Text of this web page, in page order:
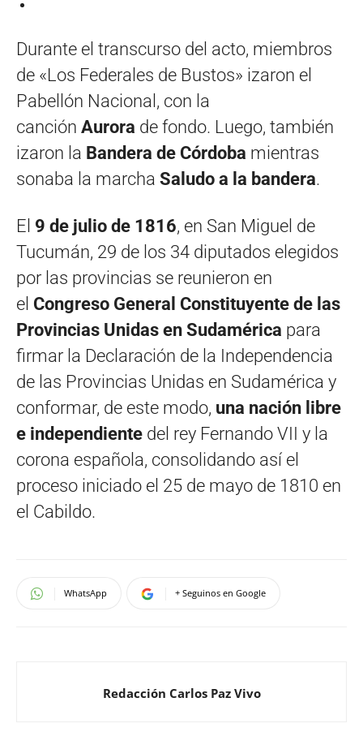
Durante el transcurso del acto, miembros
de «Los Federales de Bustos» izaron el
Pabellón Nacional, con la
canción Aurora de fondo. Luego, también
izaron la Bandera de Córdoba mientras
sonaba la marcha Saludo a la bandera.
El 9 de julio de 1816, en San Miguel de
Tucumán, 29 de los 34 diputados elegidos
por las provincias se reunieron en
el Congreso General Constituyente de las
Provincias Unidas en Sudamérica para
firmar la Declaración de la Independencia
de las Provincias Unidas en Sudamérica y
conformar, de este modo, una nación libre
e independiente del rey Fernando VII y la
corona española, consolidando así el
proceso iniciado el 25 de mayo de 1810 en
el Cabildo.
WhatsApp + Seguinos en Google
Redacción Carlos Paz Vivo